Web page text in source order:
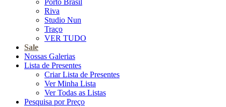
Porto Brasil
Riva
Studio Nun
Traço
VER TUDO
Sale
Nossas Galerias
Lista de Presentes
Criar Lista de Presentes
Ver Minha Lista
Ver Todas as Listas
Pesquisa por Preço